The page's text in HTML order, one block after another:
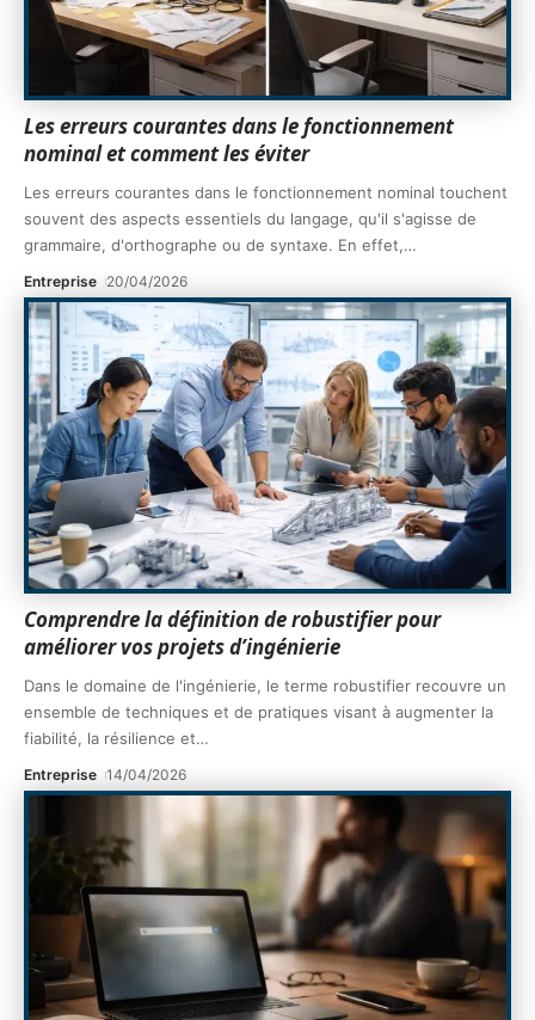
Les erreurs courantes dans le fonctionnement
nominal et comment les éviter
Les erreurs courantes dans le fonctionnement nominal touchent
souvent des aspects essentiels du langage, qu'il s'agisse de
grammaire, d'orthographe ou de syntaxe. En effet,…
Entreprise 20/04/2026
Comprendre la définition de robustifier pour
améliorer vos projets d’ingénierie
Dans le domaine de l'ingénierie, le terme robustifier recouvre un
ensemble de techniques et de pratiques visant à augmenter la
fiabilité, la résilience et…
Entreprise 14/04/2026